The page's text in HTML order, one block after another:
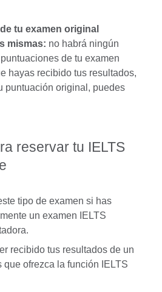
tu examen original
mismas: no habrá ningún
de tu examen
hayas recibido tus resultados,
puntuación original, puedes
reservar tu IELTS
tipo de examen si has
un examen IELTS
recibido tus resultados de un
que ofrezca la función IELTS